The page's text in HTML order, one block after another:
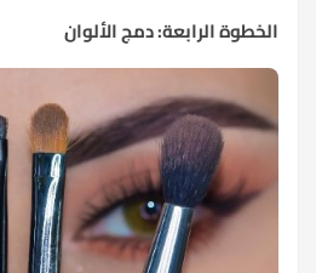
الخطوة الرابعة: دمج الألوان